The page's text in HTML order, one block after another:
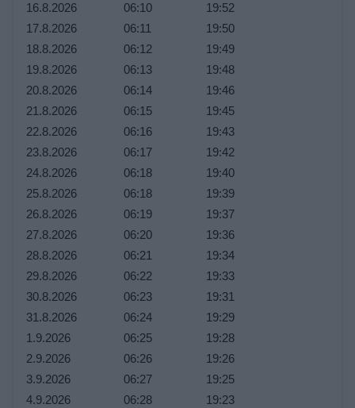
16.8.2026
06:10
19:52
17.8.2026
06:11
19:50
18.8.2026
06:12
19:49
19.8.2026
06:13
19:48
20.8.2026
06:14
19:46
21.8.2026
06:15
19:45
22.8.2026
06:16
19:43
23.8.2026
06:17
19:42
24.8.2026
06:18
19:40
25.8.2026
06:18
19:39
26.8.2026
06:19
19:37
27.8.2026
06:20
19:36
28.8.2026
06:21
19:34
29.8.2026
06:22
19:33
30.8.2026
06:23
19:31
31.8.2026
06:24
19:29
1.9.2026
06:25
19:28
2.9.2026
06:26
19:26
3.9.2026
06:27
19:25
4.9.2026
06:28
19:23